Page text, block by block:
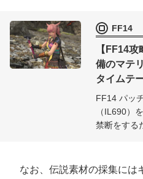
えあればお
す。
FF14
【FF14
備のマテ
タイムテ
FF14 パッ
（IL690）
禁断をする
リジャ用の
なお、伝説素材の採集には